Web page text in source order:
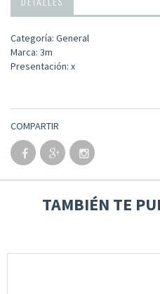
Categoría: General
Marca: 3m
Presentación: x
COMPARTIR
TAMBIÉN TE